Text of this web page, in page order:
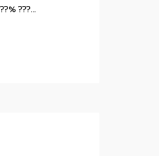
des moto ????????????% ????́???????????????????????????????????? à vendre